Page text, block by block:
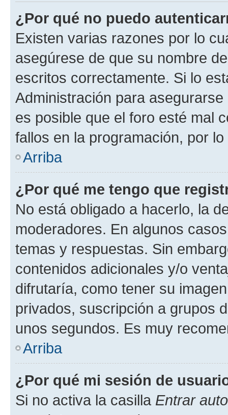
¿Por qué no puedo
Existen varias razones por lo
asegúrese de que su nombre
escritos correctamente. Si lo
Administración para
es posible que el foro esté mal
fallos en la programación, por
Arriba
¿Por qué me tengo que
No está obligado a hacerlo, la
moderadores. En algunos
temas y respuestas. Sin
contenidos adicionales y/o
difrutaría, como tener su
privados, suscripción a grupos
unos segundos. Es muy
Arriba
¿Por qué mi sesión de
Si no activa la casilla Entrar